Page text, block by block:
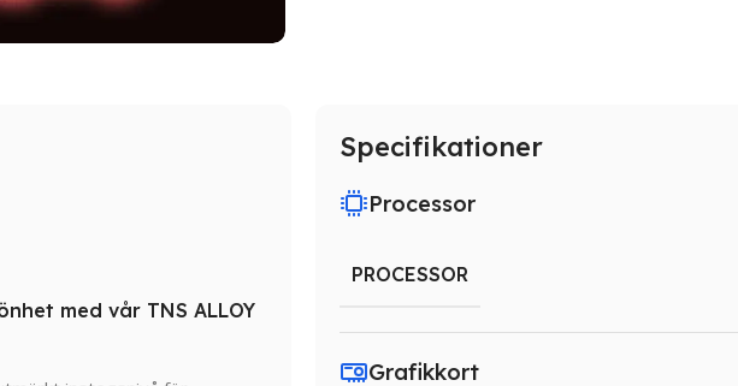
med vår TNS ALLOY
Specifikationer
Processor
PROCESSOR
Grafikkort